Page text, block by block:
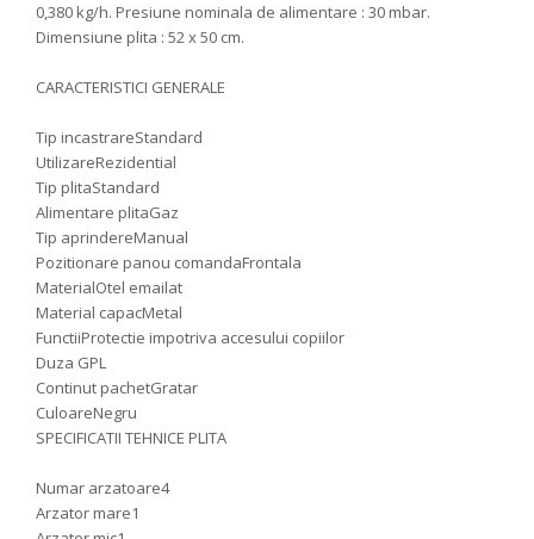
0,380 kg/h. Presiune nominala de alimentare : 30 mbar.
Dimensiune plita : 52 x 50 cm.
CARACTERISTICI GENERALE
Tip incastrareStandard
UtilizareRezidential
Tip plitaStandard
Alimentare plitaGaz
Tip aprindereManual
Pozitionare panou comandaFrontala
MaterialOtel emailat
Material capacMetal
FunctiiProtectie impotriva accesului copiilor
Duza GPL
Continut pachetGratar
CuloareNegru
SPECIFICATII TEHNICE PLITA
Numar arzatoare4
Arzator mare1